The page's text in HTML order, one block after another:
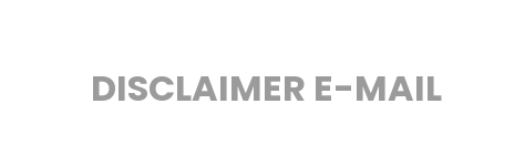
DISCLAIMER E-MAIL